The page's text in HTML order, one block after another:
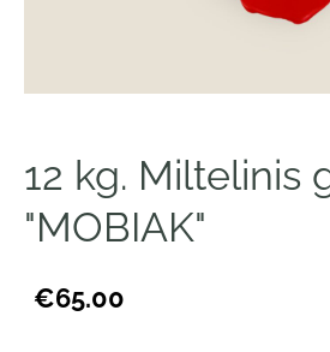
12 kg. Miltelinis
"MOBIAK"
€65.00